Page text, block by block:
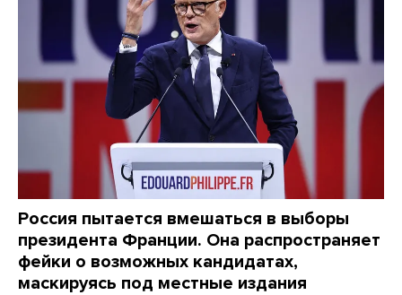
Россия пытается вмешаться в выборы
президента Франции. Она распространяет
фейки о возможных кандидатах,
маскируясь под местные издания